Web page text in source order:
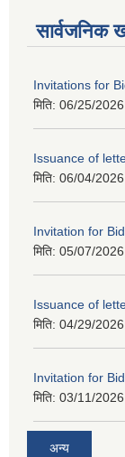
सार्वजनिक
Invitations for
मिति: 06/25/
Issuance of
मिति: 06/04/
Invitation for
मिति: 05/07/
Issuance of
मिति: 04/29/
Invitation for
मिति: 03/11/
अन्य